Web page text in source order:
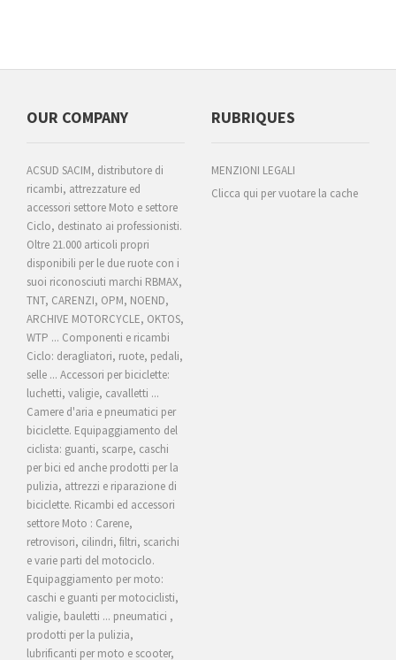
OUR COMPANY
ACSUD SACIM, distributore di
ricambi, attrezzature ed
accessori settore Moto e settore
Ciclo, destinato ai professionisti.
Oltre 21.000 articoli propri
disponibili per le due ruote con i
suoi riconosciuti marchi RBMAX,
TNT, CARENZI, OPM, NOEND,
ARCHIVE MOTORCYCLE, OKTOS,
WTP ... Componenti e ricambi
Ciclo: deragliatori, ruote, pedali,
selle ... Accessori per biciclette:
luchetti, valigie, cavalletti ...
Camere d'aria e pneumatici per
biciclette. Equipaggiamento del
ciclista: guanti, scarpe, caschi
per bici ed anche prodotti per la
pulizia, attrezzi e riparazione di
biciclette. Ricambi ed accessori
settore Moto : Carene,
retrovisori, cilindri, filtri, scarichi
e varie parti del motociclo.
Equipaggiamento per moto:
caschi e guanti per motociclisti,
valigie, bauletti ... pneumatici ,
prodotti per la pulizia,
lubrificanti per moto e scooter,
RUBRIQUES
MENZIONI LEGALI
Clicca qui per vuotare la cache